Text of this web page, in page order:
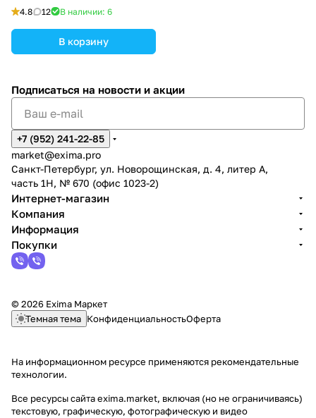
4.8 12 В наличии: 6
В корзину
Подписаться на новости и акции
+7 (952) 241-22-85
market@exima.pro
Санкт-Петербург, ул. Новорощинская, д. 4, литер А,
часть 1Н, № 670 (офис 1023-2)
Интернет-магазин
Компания
Информация
Покупки
© 2026 Exima Маркет
Темная тема КонфиденциальностьОферта
На информационном ресурсе применяются рекомендательные
технологии.
Все ресурсы сайта exima.market, включая (но не ограничиваясь)
текстовую, графическую, фотографическую и видео